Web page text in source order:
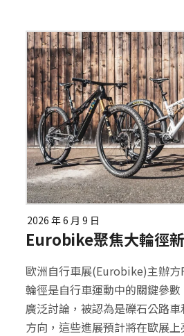
2026 年 6 月 9 日
Eurobike聚焦大輪徑
歐洲自行車展(Eurobike)主辦方
輪徑是自行車運動中的關鍵參
廣泛討論，被認為是礫石公路
方向，這些進展預計將在歐展上